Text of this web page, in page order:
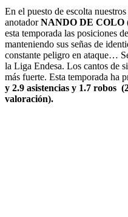
En el puesto de escolta
anotadorNANDO DE COLO
esta temporada las posiciones
manteniendo sus señas de
constante peligro en ataque…
la Liga Endesa. Los cantos de
más fuerte. Esta temporada ha
y 2.9 asistencias y 1.7 robos
valoración).